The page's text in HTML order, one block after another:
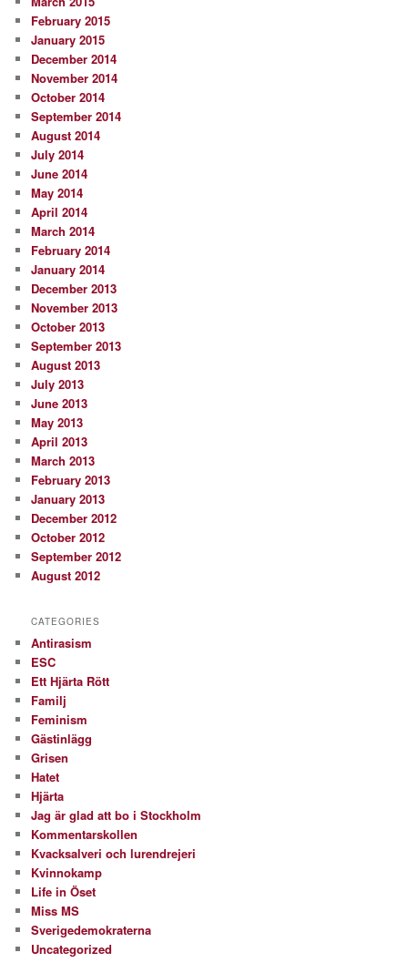
February 2015
January 2015
December 2014
November 2014
October 2014
September 2014
August 2014
July 2014
June 2014
May 2014
April 2014
March 2014
February 2014
January 2014
December 2013
November 2013
October 2013
September 2013
August 2013
July 2013
June 2013
May 2013
April 2013
March 2013
February 2013
January 2013
December 2012
October 2012
September 2012
August 2012
CATEGORIES
Antirasism
ESC
Ett Hjärta Rött
Familj
Feminism
Gästinlägg
Grisen
Hatet
Hjärta
Jag är glad att bo i Stockholm
Kommentarskollen
Kvacksalveri och lurendrejeri
Kvinnokamp
Life in Öset
Miss MS
Sverigedemokraterna
Uncategorized